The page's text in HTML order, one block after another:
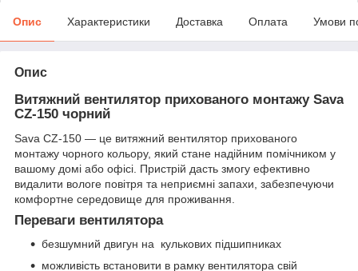
Опис Характеристики Доставка Оплата Умови
Опис
Витяжний вентилятор прихованого монтажу Sava
CZ-150 чорний
Sava CZ-150 — це витяжний вентилятор прихованого
монтажу чорного кольору, який стане надійним помічником у
вашому домі або офісі. Пристрій дасть змогу ефективно
видалити вологе повітря та неприємні запахи, забезпечуючи
комфортне середовище для проживання.
Переваги вентилятора
безшумний двигун на кулькових підшипниках
можливість встановити в рамку вентилятора свій